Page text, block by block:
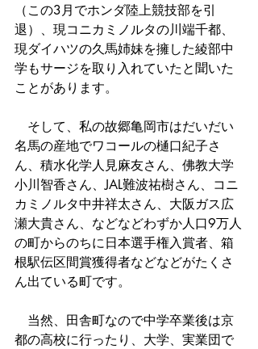
（この3月でホンダ陸上競技部を引
退）、現コニカミノルタの川端千都、
現ダイハツの久馬姉妹を擁した綾部中
学もサージを取り入れていたと聞いた
ことがあります。
そして、私の故郷亀岡市はだいだい
名馬の産地でワコールの樋口紀子さ
ん、積水化学人見麻友さん、佛教大学
小川智香さん、JAL難波祐樹さん、コニ
カミノルタ中井祥太さん、大阪ガス広
瀬大貴さん、などなどわずか人口9万人
の町からのちに日本選手権入賞者、箱
根駅伝区間賞獲得者などなどがたくさ
ん出ている町です。
当然、田舎町なので中学卒業後は京
都の高校に行ったり、大学、実業団で